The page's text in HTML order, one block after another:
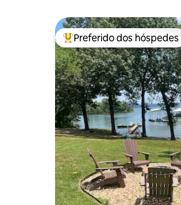
Entre os melhores
Preferido dos hóspedes